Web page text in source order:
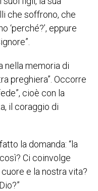
che soffrono, che
‘perché?’, eppure
nella memoria di
preghiera”. Occorre
cioè con la
il coraggio di
la domanda: “la
Ci coinvolge
e la nostra vita?